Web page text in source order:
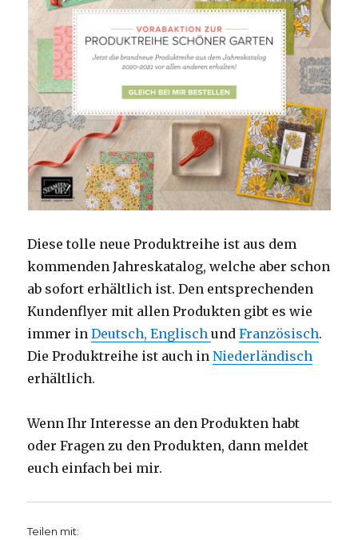
Diese tolle neue Produktreihe ist aus dem
kommenden Jahreskatalog, welche aber schon
ab sofort erhältlich ist. Den entsprechenden
Kundenflyer mit allen Produkten gibt es wie
immer inDeutsch,EnglischundFranzösisch.
Die Produktreihe ist auch inNiederländisch
erhältlich.
Wenn Ihr Interesse an den Produkten habt
oder Fragen zu den Produkten, dann meldet
euch einfach bei mir.
Teilen mit: